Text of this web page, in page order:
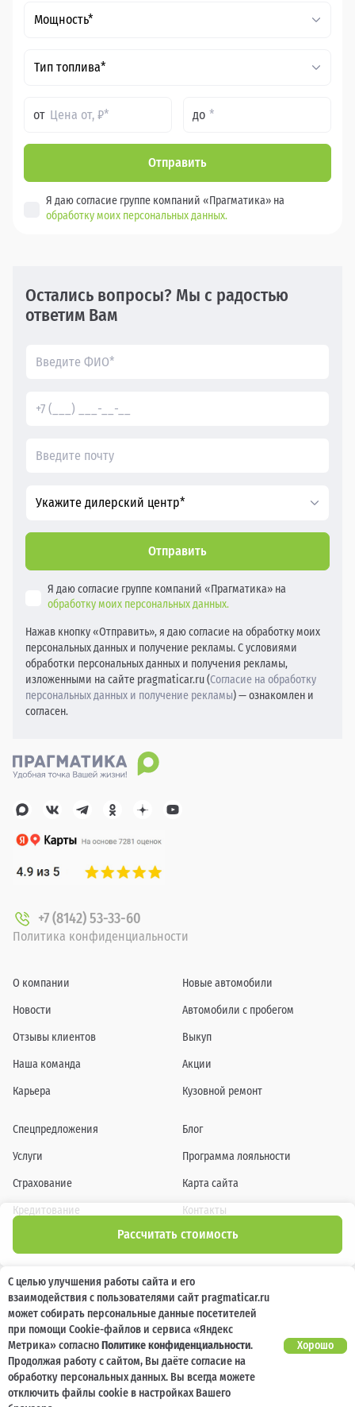
Мощность*
Тип топлива*
от до
Отправить
Я даю согласие группе компаний «Прагматика» на
обработку моих персональных данных.
Остались вопросы? Мы с радостью
ответим Вам
Укажите дилерский центр*
Отправить
Я даю согласие группе компаний «Прагматика» на
обработку моих персональных данных.
Нажав кнопку «Отправить», я даю согласие на обработку моих
персональных данных и получение рекламы. С условиями
обработки персональных данных и получения рекламы,
изложенными на сайте pragmaticar.ru (Согласие на обработку
персональных данных и получение рекламы) — ознакомлен и
согласен.
Рассчитать стоимость
+7 (8142) 53-33-60
Политика конфиденциальности
О компании
Новости
Отзывы клиентов
Наша команда
Карьера
Новые автомобили
Автомобили с пробегом
Выкуп
Акции
Кузовной ремонт
Спецпредложения
Услуги
Страхование
Кредитование
Блог
Программа лояльности
Карта сайта
Контакты
Информация о технических характеристиках, составе комплектаций, цветовой
гамме и стоимости автомобилей, а также действующих акциях, сроках и условиях
их проведения, указанных на сайте www.pragmaticar.ru, носит информационный
характер и ни при каких условиях не является публичной офертой,
определяемой положениями пунктом 2 статьи 437 Гражданского кодекса
Российской Федерации. Для получения подробной информации обращайтесь к
специалистам нашей компании.
С целью улучшения работы сайта и его
взаимодействия с пользователями сайт pragmaticar.ru
может собирать персональные данные посетителей
при помощи Cookie-файлов и сервиса «Яндекс
Метрика» согласноПолитике конфиденциальности.
Продолжая работу с сайтом, Вы даёте согласие на
обработку персональных данных. Вы всегда можете
отключить файлы cookie в настройках Вашего
Хорошо